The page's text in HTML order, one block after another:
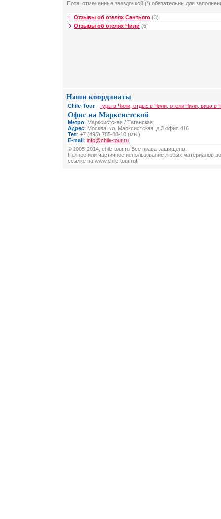
Поля, отмеченные звездочкой (*) обязательны для
Отзывы об отелях Сантьяго (3)
Отзывы об отелях Чили (6)
Наши координаты
Chile-Tour- туры в Чили, отдых в Чили, отели Чили, виза в
Офис на Марксистской
Метро: Марксистская / Таганская
Адрес: Москва, ул. Марксистская, д 3 офис 416
Тел: +7 (495) 785-88-10 (мн.)
E-mail: info@chile-tour.ru
© 2005-2014, chile-tour.ru Все права защищены.
Полное или частичное использование любых материалов
ссылке на www.chile-tour.ru!